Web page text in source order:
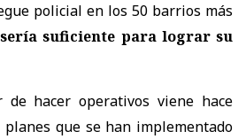
policial en los 50 barrios más
suficiente para lograr su
de hacer operativos viene hace
planes que se han implementado